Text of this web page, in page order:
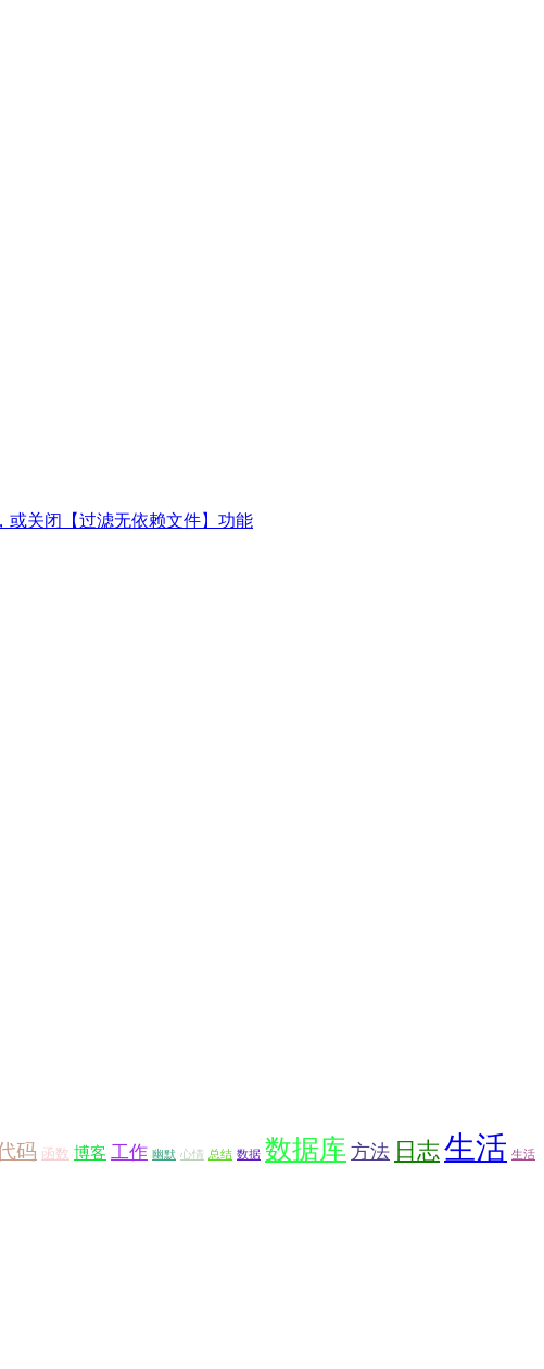
或关闭【过滤无依赖文件】功能
码 函数 博客 工作 幽默 心情 总结 数据 数据库 方法 日志生活 生活